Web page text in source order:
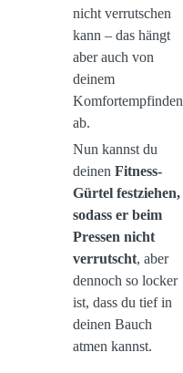
nicht verrutschen
kann – das hängt
aber auch von
deinem
Komfortempfinden
ab.
Nun kannst du
deinenFitness-
Gürtel festziehen,
sodass er beim
Pressen nicht
verrutscht, aber
dennoch so locker
ist, dass du tief in
deinen Bauch
atmen kannst.